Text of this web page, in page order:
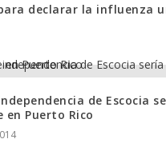
declarar la influenza
de Escocia
Puerto Rico